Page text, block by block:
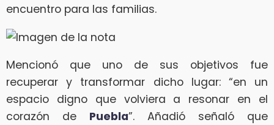
encuentro para las familias.
Mencionó que uno de sus objetivos fue
recuperar y transformar dicho lugar: “en un
espacio digno que volviera a resonar en el
corazón de Puebla”. Añadió señaló que